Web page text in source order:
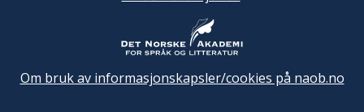
Om bruk av informasjonskapsler/cookies på naob.no